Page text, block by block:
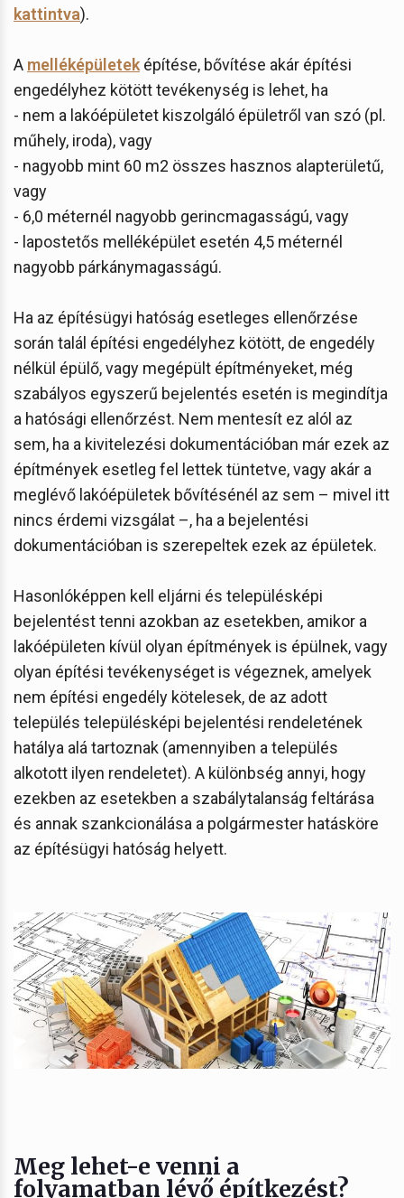
kattintva).
A melléképületek építése, bővítése akár építési
engedélyhez kötött tevékenység is lehet, ha
- nem a lakóépületet kiszolgáló épületről van szó (pl.
műhely, iroda), vagy
- nagyobb mint 60 m2 összes hasznos alapterületű,
vagy
- 6,0 méternél nagyobb gerincmagasságú, vagy
- lapostetős melléképület esetén 4,5 méternél
nagyobb párkánymagasságú.
Ha az építésügyi hatóság esetleges ellenőrzése
során talál építési engedélyhez kötött, de engedély
nélkül épülő, vagy megépült építményeket, még
szabályos egyszerű bejelentés esetén is megindítja
a hatósági ellenőrzést. Nem mentesít ez alól az
sem, ha a kivitelezési dokumentációban már ezek az
építmények esetleg fel lettek tüntetve, vagy akár a
meglévő lakóépületek bővítésénél az sem – mivel itt
nincs érdemi vizsgálat –, ha a bejelentési
dokumentációban is szerepeltek ezek az épületek.
Hasonlóképpen kell eljárni és településképi
bejelentést tenni azokban az esetekben, amikor a
lakóépületen kívül olyan építmények is épülnek, vagy
olyan építési tevékenységet is végeznek, amelyek
nem építési engedély kötelesek, de az adott
település településképi bejelentési rendeletének
hatálya alá tartoznak (amennyiben a település
alkotott ilyen rendeletet). A különbség annyi, hogy
ezekben az esetekben a szabálytalanság feltárása
és annak szankcionálása a polgármester hatásköre
az építésügyi hatóság helyett.
Meg lehet-e venni a
folyamatban lévő építkezést?